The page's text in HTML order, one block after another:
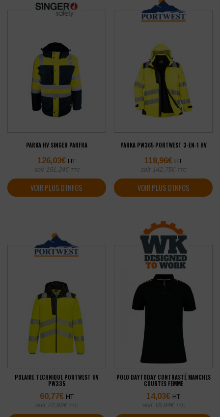
PARKA HV SINGER PARFRA
126,03€ HT
soit 151,24€ TTC
VOIR PLUS D'INFOS
PARKA PW365 PORTWEST 3-EN-1 HV
118,96€ HT
soit 142,75€ TTC
VOIR PLUS D'INFOS
POLAIRE TECHNIQUE PORTWEST HV
PW335
60,77€ HT
soit 72,92€ TTC
POLO DAYTODAY CONTRASTÉ MANCHES
COURTES FEMME
14,03€ HT
soit 16,84€ TTC